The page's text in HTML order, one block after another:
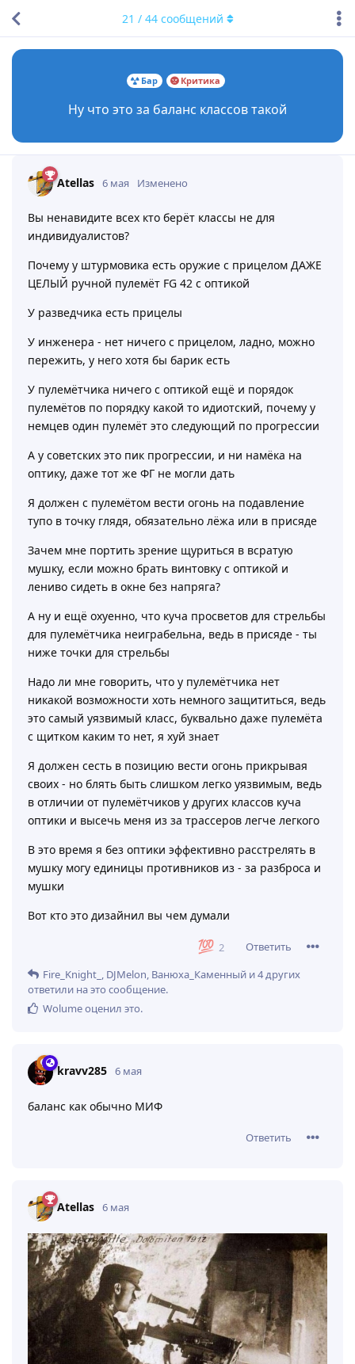
Бар Критика
Ну что это за баланс классов такой
21 / 44сообщений
Atellas 6 мая Изменено
Вы ненавидите всех кто берёт классы не для
индивидуалистов?
Почему у штурмовика есть оружие с прицелом ДАЖЕ
ЦЕЛЫЙ ручной пулемёт FG 42 с оптикой
У разведчика есть прицелы
У инженера - нет ничего с прицелом, ладно, можно
пережить, у него хотя бы барик есть
У пулемётчика ничего с оптикой ещё и порядок
пулемётов по порядку какой то идиотский, почему у
немцев один пулемёт это следующий по прогрессии
А у советских это пик прогрессии, и ни намёка на
оптику, даже тот же ФГ не могли дать
Я должен с пулемётом вести огонь на подавление
тупо в точку глядя, обязательно лёжа или в присяде
Зачем мне портить зрение щуриться в всратую
мушку, если можно брать винтовку с оптикой и
лениво сидеть в окне без напряга?
А ну и ещё охуенно, что куча просветов для стрельбы
для пулемётчика неиграбельна, ведь в присяде - ты
ниже точки для стрельбы
Надо ли мне говорить, что у пулемётчика нет
никакой возможности хоть немного защититься, ведь
это самый уязвимый класс, буквально даже пулемёта
с щитком каким то нет, я хуй знает
Я должен сесть в позицию вести огонь прикрывая
своих - но блять быть слишком легко уязвимым, ведь
в отличии от пулемётчиков у других классов куча
оптики и высечь меня из за трассеров легче легкого
В это время я без оптики эффективно расстрелять в
мушку могу единицы противников из - за разброса и
мушки
Вот кто это дизайнил вы чем думали
2
Ответить
Fire_Knight_ , DJMelon, Ванюха_Каменный и4других
ответили на это сообщение.
Wolumeоценил это.
kravv285 6 мая
баланс как обычно МИФ
Ответить
Atellas 6 мая